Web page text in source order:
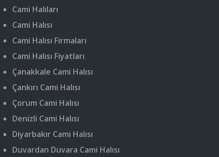
Cami Halıları
Cami Halısı
Cami Halısı Firmaları
Cami Halısı Fiyatları
Çanakkale Cami Halısı
Çankırı Cami Halısı
Çorum Cami Halısı
Denizli Cami Halısı
Diyarbakır Cami Halısı
Duvardan Duvara Cami Halısı